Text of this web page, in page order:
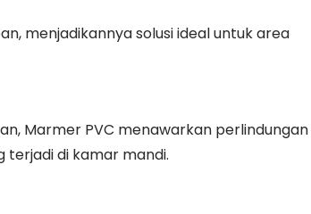
menjadikannya solusi ideal untuk area
Marmer PVC menawarkan perlindungan
terjadi di kamar mandi.